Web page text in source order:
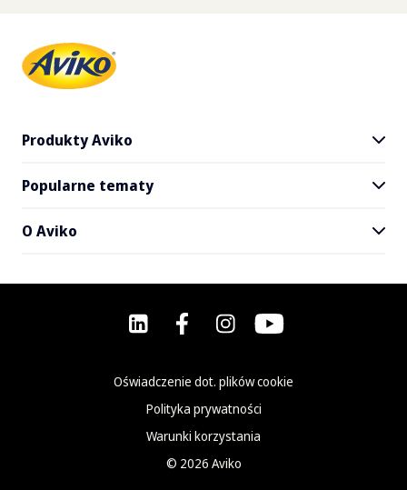
Produkty Aviko
Wszystkie produkty
Frytki Aviko SuperCrunch
Popularne tematy
Jedzenie na dowóz i na wynos
O Aviko
Poznaj Aviko
FAQ - Najczęściej zadawane pytania
Oświadczenie dot. plików cookie
Polityka prywatności
Warunki korzystania
© 2026 Aviko